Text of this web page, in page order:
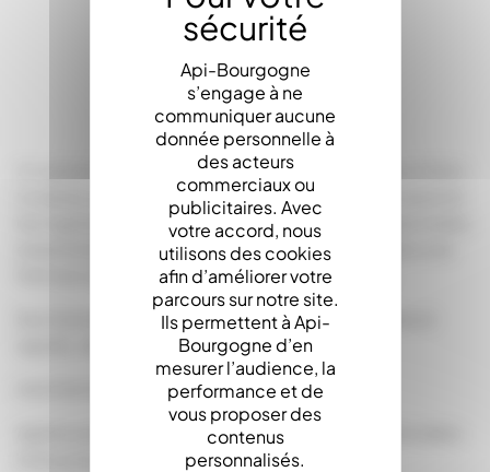
LA DESCRIPTION
Un spray buccal BIO pratique et agréable au quotidien
Le spray buccal Propolis Verte BIO sans alcool associe
les ingrédients emblématiques de la ruche à des huiles
essentielles soigneusement sélectionnées, dans une
formule douce et facile à utiliser au quotidien.
Son format spray permet une application simple et
rapide, idéale à tout moment de la journée.
Une formule BIO d’origine naturelle
Agitez avant emploi et effectuez 3 pulvérisations dans
la bouche jusqu’à 5 fois par jour.
Api-Bourgogne
s’engage à ne
communiquer aucune
donnée personnelle à
des acteurs
commerciaux ou
publicitaires. Avec
votre accord, nous
utilisons des cookies
afin d’améliorer votre
parcours sur notre site.
Ils permettent à Api-
Bourgogne d’en
mesurer l’audience, la
performance et de
vous proposer des
contenus
personnalisés.